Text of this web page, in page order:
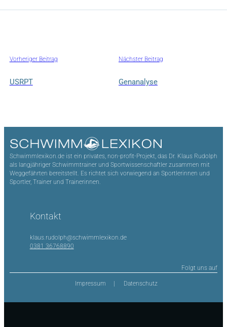
Vorheriger Beitrag
USRPT
Nächster Beitrag
Genanalyse
Schwimmlexikon.de ist ein privates, non-profit-Projekt, das Dr. Klaus Rudolph
als langjähriger Schwimmtrainer und Sportwissenschaftler zusammen mit
Weggefährten bereitstellt. Es richtet sich vorwiegend an Sportlerinnen und
Sportler, Trainer und Trainerinnen.
Kontakt
klaus.rudolph@schwimmlexikon.de
0381 36768890
Folgt uns auf
Impressum Datenschutz